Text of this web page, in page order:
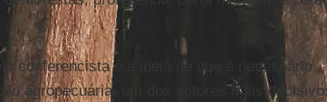
conferencista é a ideia de que é necessário
agropecuária, um dos setores mais